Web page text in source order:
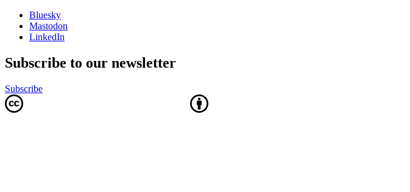
Bluesky
Mastodon
LinkedIn
Subscribe to our newsletter
Subscribe